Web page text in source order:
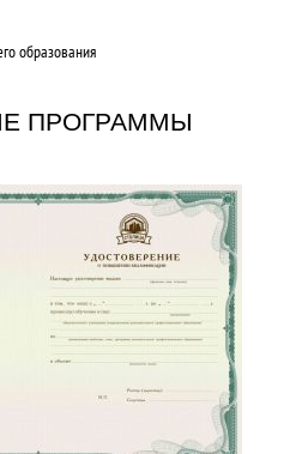
образования
ПРОГРАММЫ